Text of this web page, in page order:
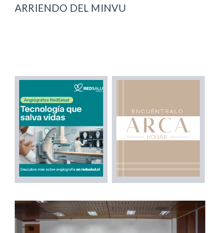
ARRIENDO DEL MINVU